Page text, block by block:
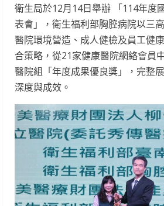
衛生局於12月14日舉辦 「114年度
表會」，衛生福利部胸腔病院以三
醫院環境營造、成人健檢及員工健
合策略，從21家健康醫院網絡會員
醫院組「年度成果優良獎」，完整
深度與成效。